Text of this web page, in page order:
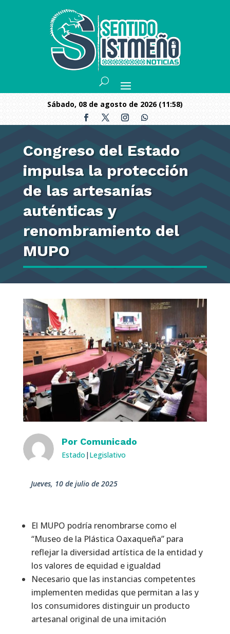
sábado, 08 de agosto de 2026 (11:58)
Congreso del Estado
impulsa la protección
de las artesanías
auténticas y
renombramiento del
MUPO
Por Comunicado
Estado | Legislativo
jueves, 10 de julio de 2025
El MUPO podría renombrarse como el
“Museo de la Plástica Oaxaqueña” para
reflejar la diversidad artística de la entidad y
los valores de equidad e igualdad
Necesario que las instancias competentes
implementen medidas que permitan a las y
los consumidores distinguir un producto
artesanal original de una imitación